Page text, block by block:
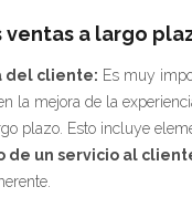
a largo
del cliente: Es muy
la mejora de la
plazo. Esto incluye
de un servicio al